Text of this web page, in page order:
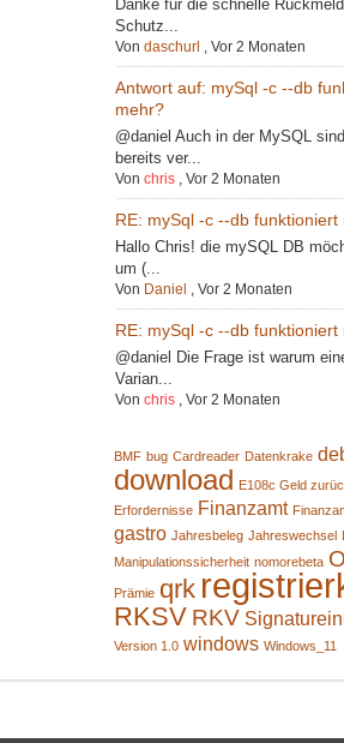
Danke für die schnelle
Schutz...
Vondaschurl ,Vor 2 Monaten
Antwort auf: mySql -c --db
mehr?
@daniel Auch in der MySQL
bereits ver...
Vonchris ,Vor 2 Monaten
RE: mySql -c --db funktioniert
Hallo Chris! die mySQL DB
um (...
Von Daniel ,Vor 2 Monaten
RE: mySql -c --db funktioniert
@daniel Die Frage ist warum
Varian...
Vonchris ,Vor 2 Monaten
BMF bug Cardreader Datenkrake
download E108c Geld
Erfordernisse Finanzamt
gastro Jahresbeleg Jahreswechsel
Manipulationssicherheit nomorebeta
Prämie qrk
RKSV RKV
Version 1.0 windows Windows_11